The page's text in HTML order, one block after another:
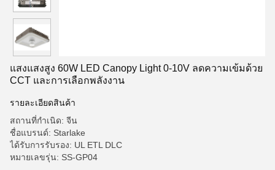
แสงแสงสูง 60W LED Canopy Light 0-10V ลดความเข้มด้วย
CCT และการเลือกพลังงาน
รายละเอียดสินค้า
สถานที่กำเนิด: จีน
ชื่อแบรนด์: Starlake
ได้รับการรับรอง: UL ETL DLC
หมายเลขรุ่น: SS-GP04